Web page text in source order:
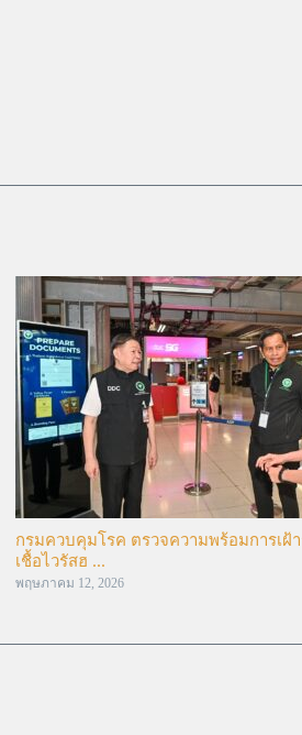
กรมควบคุมโรค ตรวจความพร้อมการเฝ้
เชื้อไวรัสฮ ...
พฤษภาคม 12, 2026